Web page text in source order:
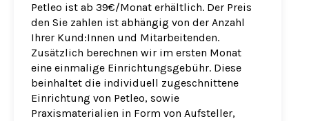
Petleo ist ab 39€/Monat erhältlich. Der Preis
den Sie zahlen ist abhängig von der Anzahl
Ihrer Kund:Innen und Mitarbeitenden.
Zusätzlich berechnen wir im ersten Monat
eine einmalige Einrichtungsgebühr. Diese
beinhaltet die individuell zugeschnittene
Einrichtung von Petleo, sowie
Praxismaterialien in Form von Aufsteller,